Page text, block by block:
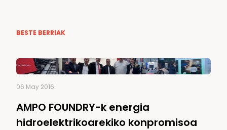
BESTE BERRIAK
06 May 2016
AMPO FOUNDRY-k energia
hidroelektrikoarekiko konpromisoa